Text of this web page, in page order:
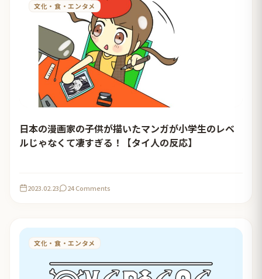
文化・食・エンタメ
日本の漫画家の子供が描いたマンガが小学生のレベ
ルじゃなくて凄すぎる！【タイ人の反応】
2023.02.23 24 Comments
文化・食・エンタメ